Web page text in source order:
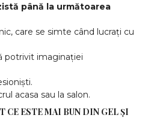
până la următoarea
care se simte când lucrați cu
potrivit imaginației
acasa sau la salon.
CE ESTE MAI BUN DIN GEL ȘI